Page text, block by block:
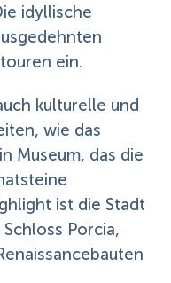
idyllische
ein.
kulturelle und
wie das
Museum, das die
ist die Stadt
Porcia,